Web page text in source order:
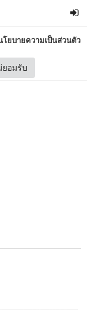
โยบายความเป็นส่วนตัว
ยอมรับ